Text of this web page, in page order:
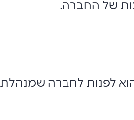
של החברה.
לפנות לחברה שמנהלת